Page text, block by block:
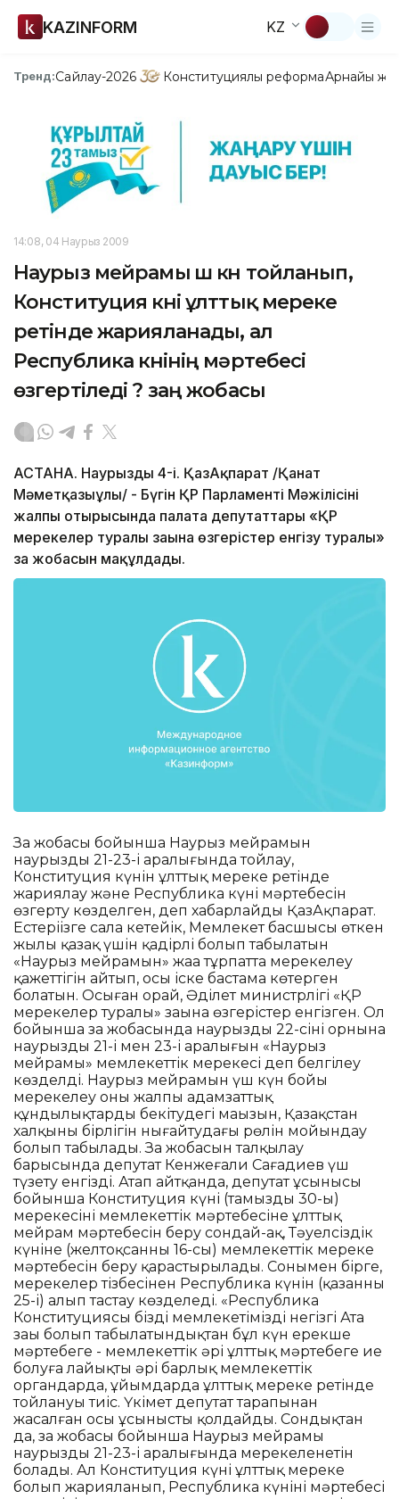
KAZINFORM KZ
Тренд:Сайлау-2026 Конституциялық реформаАрнайы
14:08, 04 Наурыз 2009
Наурыз мейрамы үш күн тойланып,
Конституция күні ұлттық мереке
ретінде жарияланады, ал
Республика күнінің мәртебесі
өзгертіледі ? заң жобасы
АСТАНА. Наурыздың 4-і. ҚазАқпарат /Қанат
Мәметқазыұлы/ - Бүгін ҚР Парламенті Мәжілісінің
жалпы отырысында палата депутаттары «ҚР
мерекелер туралы заңына өзгерістер енгізу туралы»
заң жобасын мақұлдады.
Заң жобасы бойынша Наурыз мейрамын
наурыздың 21-23-і аралығында тойлау,
Конституция күнін ұлттық мереке ретінде
жариялау және Республика күні мәртебесін
өзгерту көзделген, деп хабарлайды ҚазАқпарат.
Естеріңізге сала кетейік, Мемлекет басшысы өткен
жылы қазақ үшін қадірлі болып табылатын
«Наурыз мейрамын» жаңа тұрпатта мерекелеу
қажеттігін айтып, осы іске бастама көтерген
болатын. Осыған орай, Әділет министрлігі «ҚР
мерекелер туралы» заңына өзгерістер енгізген. Ол
бойынша заң жобасында наурыздың 22-сінің орнына
наурыздың 21-і мен 23-і аралығын «Наурыз
мейрамы» мемлекеттік мерекесі деп белгілеу
көзделді. Наурыз мейрамын үш күн бойы
мерекелеу оның жалпы адамзаттық
құндылықтарды бекітудегі маңызын, Қазақстан
халқының бірлігін нығайтудағы рөлін мойындау
болып табылады. Заң жобасын талқылау
барысында депутат Кенжеғали Сағадиев үш
түзету енгізді. Атап айтқанда, депутат ұсынысы
бойынша Конституция күні (тамыздың 30-ы)
мерекесінің мемлекеттік мәртебесіне ұлттық
мейрам мәртебесін беру сондай-ақ, Тәуелсіздік
күніне (желтоқсанның 16-сы) мемлекеттік мереке
мәртебесін беру қарастырылады. Сонымен бірге,
мерекелер тізбесінен Республика күнін (қазанның
25-і) алып тастау көзделеді. «Республика
Конституциясы біздің мемлекетіміздің негізгі Ата
заңы болып табылатындықтан бұл күн ерекше
мәртебеге - мемлекеттік әрі ұлттық мәртебеге ие
болуға лайықты әрі барлық мемлекеттік
органдарда, ұйымдарда ұлттық мереке ретінде
тойлануы тиіс. Үкімет депутат тарапынан
жасалған осы ұсынысты қолдайды. Сондықтан
да, заң жобасы бойынша Наурыз мейрамы
наурыздың 21-23-і аралығында мерекеленетін
болады. Ал Конституция күні ұлттық мереке
болып жарияланып, Республика күнінің мәртебесі